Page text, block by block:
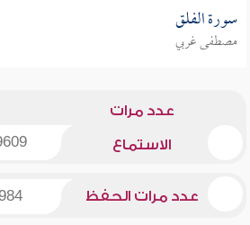
سورة الفلق
مصطفى غربي
عدد مرات
الاستماع
عدد مرات الحفظ